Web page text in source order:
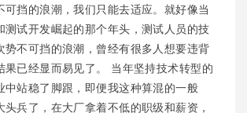
可挡的浪潮，我们只能去适应。就好像当
测试开发崛起的那个年头，测试人员的技
势不可挡的浪潮，曾经有很多人想要违背
果已经显而易见了。 当年坚持技术转型的
中站稳了脚跟，即便我这种算混的一般
头兵了，在大厂拿着不低的职级和薪资，